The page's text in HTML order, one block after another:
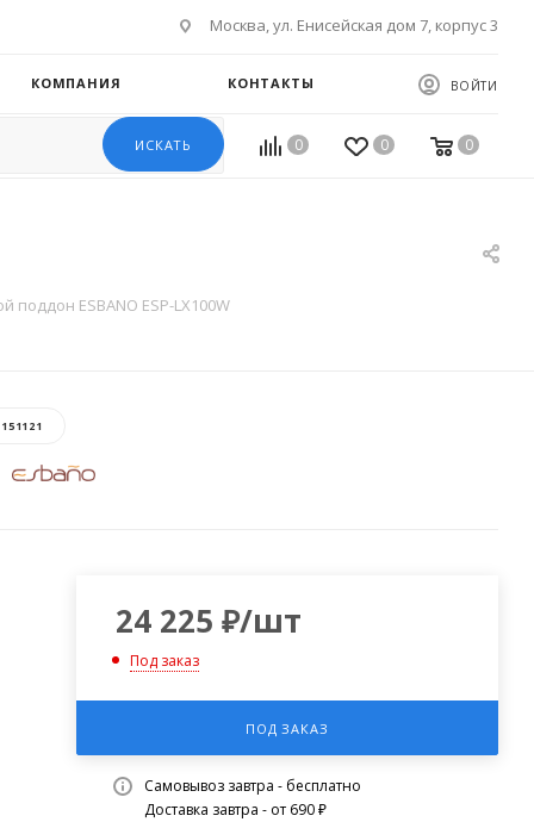
Москва, ул. Енисейская дом 7, корпус 3
КОМПАНИЯ КОНТАКТЫ ВОЙТИ
ИСКАТЬ 0 0 0
поддон ESBANO ESP-LX100W
151121
24 225 ₽/шт
Под заказ
ПОД ЗАКАЗ
Самовывоз завтра - бесплатно
Доставка завтра - от 690 ₽